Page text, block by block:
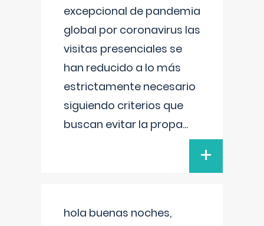
excepcional de pandemia
global por coronavirus las
visitas presenciales se
han reducido a lo más
estrictamente necesario
siguiendo criterios que
buscan evitar la propa...
+
hola buenas noches,